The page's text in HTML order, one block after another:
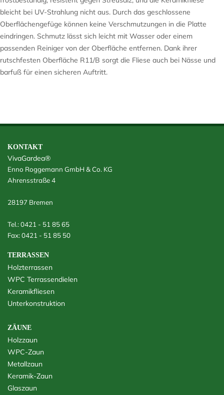
bleicht bei UV-Strahlung nicht aus. Durch das geschlossene
Oberflächengefüge können keine Verschmutzungen in die Platte
eindringen. Schmutz lässt sich leicht mit Wasser oder einem
passenden Reiniger von der Oberfläche entfernen. Dank ihrer
rutschfesten Oberfläche R11/B sorgt die Fliese auch bei Nässe und
barfuß für einen sicheren Auftritt.
KONTAKT
VivaGardea®
Enno Roggemann GmbH & Co. KG
Ahrensstraße 4
28197 Bremen
Tel.: 0421 - 51 85 65
Fax: 0421 - 51 85 50
TERRASSEN
Holzterrassen
WPC Terrassendielen
Keramikfliesen
Unterkonstruktion
ZÄUNE
Holzzaun
WPC-Zaun
Metallzaun
Keramik-Zaun
Glaszaun